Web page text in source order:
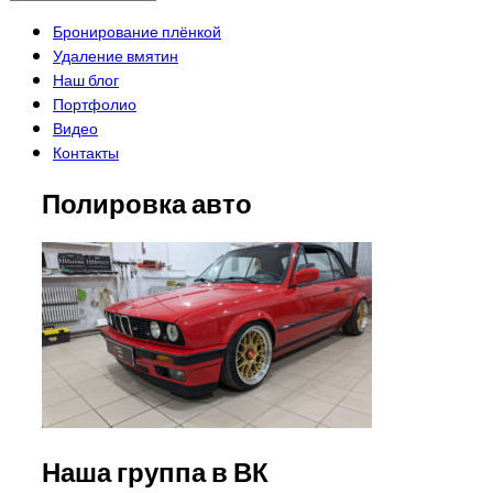
Бронирование плёнкой
Удаление вмятин
Наш блог
Портфолио
Видео
Контакты
Полировка авто
Наша группа в ВК